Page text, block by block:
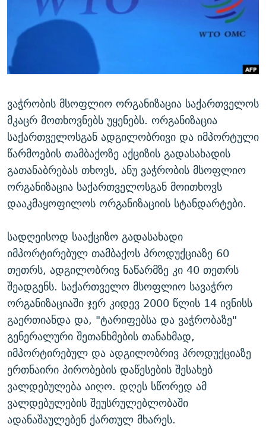
ᲛᲝᲚᲐᲞᲐᲠᲐᲙᲔ ᲢᲔᲥᲡᲢᲔᲑᲘ
ᲨᲘᲜ - ᲣᲪᲮᲝᲔᲗᲨᲘ
ᲚᲘᲢᲔᲠᲐᲢᲣᲠᲣᲚᲘ ᲬᲐᲮᲜᲐᲒᲔᲑᲘ
ᲐᲛᲔᲠᲘᲙᲣᲚᲘ ᲛᲝᲗᲮᲠᲝᲑᲐ
ᲘᲛᲞᲔᲠᲘᲐ ᲓᲐ ᲠᲐᲓᲘᲝ
ᲩᲔᲛᲘ ᲡᲘᲙᲕᲓᲘᲚᲘᲡ ᲛᲘᲖᲔᲖᲘᲐ COVID-19
11 ᲬᲔᲚᲘ - 11 ᲐᲛᲑᲐᲕᲘ
ᲡᲐᲞᲐᲠᲚᲐᲛᲔᲜᲢᲝ ᲐᲠᲩᲔᲕᲜᲔᲑᲘᲡ ᲘᲡᲢᲝᲠᲘᲐ
ᲑᲐᲕᲨᲕᲔᲑᲘ ᲞᲠᲝᲡᲢᲘᲢᲣᲪᲘᲐᲨᲘ - ᲐᲛᲝᲣᲗᲥᲛᲔᲚᲘ ᲐᲛᲑᲐᲕᲘ
5 ᲐᲛᲑᲐᲕᲘ - 20 ᲘᲕᲜᲘᲡᲡ ᲓᲐᲨᲐᲕᲔᲑᲣᲚᲔᲑᲘ
ᲐᲒᲕᲘᲡᲢᲝᲡ ᲝᲛᲘ
ПРИВЕТ ᲙᲣᲚᲢᲣᲠᲐ
ᲒᲐᲛᲝᲘᲬᲔᲠᲔ
ვაჭრობის მსოფლიო ორგანიზაცია საქართველოს
მკაცრ მოთხოვნებს უყენებს. ორგანიზაცია
საქართველოსგან ადგილობრივი და იმპორტული
წარმოების თამბაქოზე აქციზის გადასახადის
გათანაბრებას თხოვს, ანუ ვაჭრობის მსოფლიო
ორგანიზაცია საქართველოსგან მოითხოვს
დააკმაყოფილოს ორგანიზაციის სტანდარტები.
სადღეისოდ სააქციზო გადასახადი
იმპორტირებულ თამბაქოს პროდუქციაზე 60
თეთრს, ადგილობრივ ნაწარმზე კი 40 თეთრს
შეადგენს. საქართველო მსოფლიო სავაჭრო
ორგანიზაციაში ჯერ კიდევ 2000 წლის 14 ივნისს
გაერთიანდა და, "ტარიფებსა და ვაჭრობაზე"
გენერალური შეთანხმების თანახმად,
იმპორტირებულ და ადგილობრივ პროდუქციაზე
ერთნაირი პირობების დაწესების შესახებ
ვალდებულება აიღო. დღეს სწორედ ამ
ვალდებულების შეუსრულებლობაში
ადანაშაულებენ ქართულ მხარეს.